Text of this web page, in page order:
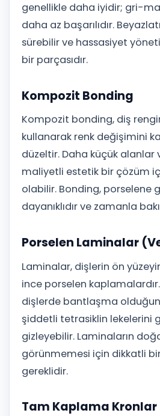
genellikle daha iyidir; gri-
daha az başarılıdır.
sürebilir ve hassasiyet
bir parçasıdır.
Kompozit Bonding
Kompozit bonding, diş
kullanarak renk değişimini
düzeltir. Daha küçük alanlar
maliyetli estetik bir çözüm
olabilir. Bonding, porselene
dayanıklıdır ve zamanla
Porselen Laminalar
Laminalar, dişlerin ön
ince porselen
dişlerde bantlaşma
şiddetli tetrasiklin lekelerini
gizleyebilir. Laminaların
görünmemesi için dikkatli
gereklidir.
Tam Kaplama Kronlar